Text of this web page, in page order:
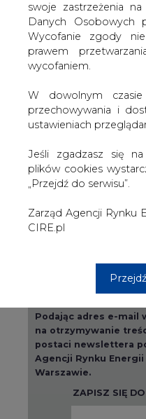
CIRE.pl
Podając adres e-mail
na otrzymywanie
postaci newslettera
Warszawie.
ZAPISZ SIĘ DO
przez nas Państwa
prawach, znajduje się
Raporty